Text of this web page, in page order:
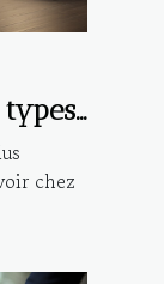
chez